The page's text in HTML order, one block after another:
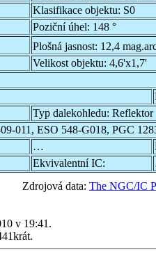
Klasifikace objektu: S0
Poziční úhel: 148 °
Plošná jasnost: 12,4
Velikost objektu: 4,6'x1,7'
Typ dalekohledu: Reflektor
011, ESO 548-G018, PGC
…
Ekvivalentní IC:
Zdrojová data: The NGC/IC
v 19:41.